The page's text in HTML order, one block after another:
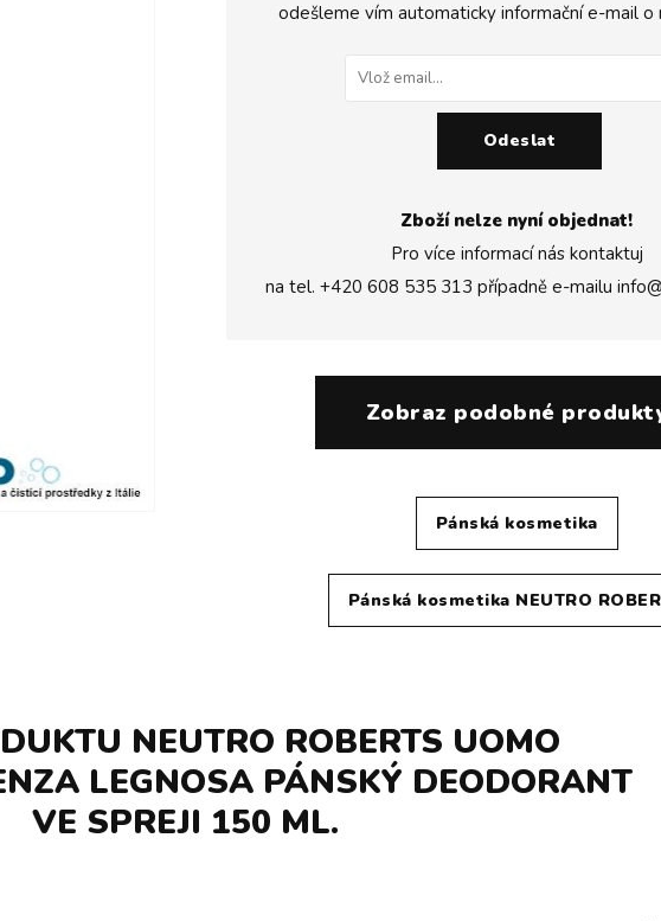
odešleme vím automaticky informační e-mail o
Odeslat
Zboží nelze nyní objednat!
Pro více informací nás kontaktuj
na tel. +420 608 535 313 případně e-mailu
Zobraz podobné
Pánská kosmetika
Pánská kosmetika NEUTRO
NEUTRO ROBERTS UOMO
LEGNOSA PÁNSKÝ DEODORANT
VE SPREJI 150 ML.